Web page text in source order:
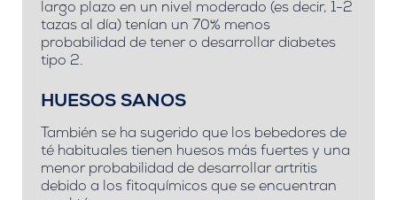
largo plazo en un nivel moderado (es decir, 1-2
tazas al día) tenían un 70% menos
probabilidad de tener o desarrollar diabetes
tipo 2.
HUESOS SANOS
También se ha sugerido que los bebedores de
té habituales tienen huesos más fuertes y una
menor probabilidad de desarrollar artritis
debido a los fitoquímicos que se encuentran